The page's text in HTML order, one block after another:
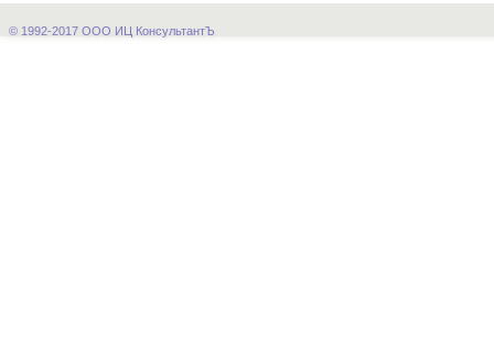
© 1992-2017 ООО ИЦ КонсультантЪ